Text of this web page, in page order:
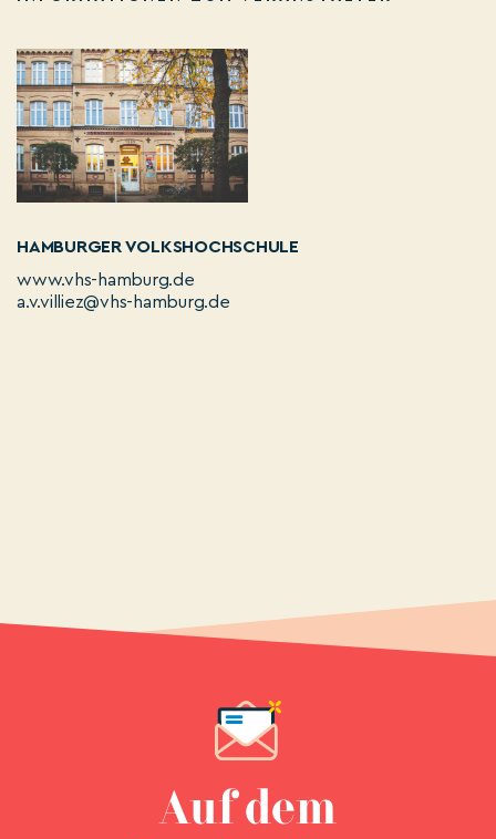
HAMBURGER VOLKSHOCHSCHULE
www.vhs-hamburg.de
a.v.villiez@vhs-hamburg.de
Auf dem